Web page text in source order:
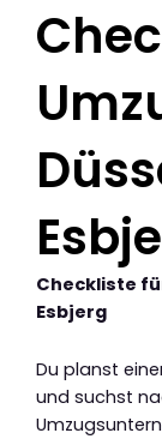
Checkliste
Esbjerg
Du planst
und suchst